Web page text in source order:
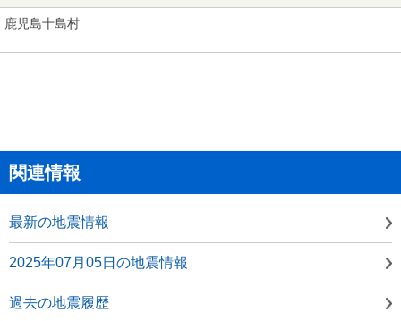
鹿児島十島村
関連情報
最新の地震情報
2025年07月05日の地震情報
過去の地震履歴